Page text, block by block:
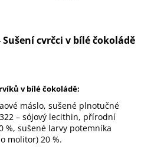
cvrčci v bílé čokoládě
v bílé čokoládě:
máslo, sušené plnotučné
– sójový lecithin, přírodní
%, sušené larvy potemníka
molitor) 20 %.